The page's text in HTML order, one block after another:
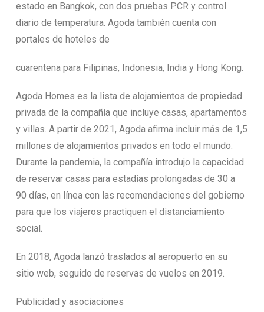
estado en Bangkok, con dos pruebas PCR y control
diario de temperatura. Agoda también cuenta con
portales de hoteles de
cuarentena para Filipinas, Indonesia, India y Hong Kong.
Agoda Homes es la lista de alojamientos de propiedad
privada de la compañía que incluye casas, apartamentos
y villas. A partir de 2021, Agoda afirma incluir más de 1,5
millones de alojamientos privados en todo el mundo.
Durante la pandemia, la compañía introdujo la capacidad
de reservar casas para estadías prolongadas de 30 a
90 días, en línea con las recomendaciones del gobierno
para que los viajeros practiquen el distanciamiento
social.
En 2018, Agoda lanzó traslados al aeropuerto en su
sitio web, seguido de reservas de vuelos en 2019.
Publicidad y asociaciones